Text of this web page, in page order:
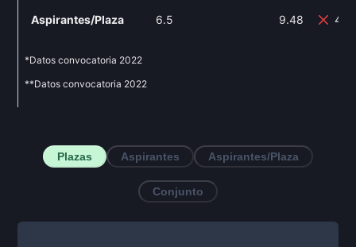
Aspirantes/Plaza 6.5 9.48
*Datos convocatoria 2022
**Datos convocatoria 2022
Plazas Aspirantes Aspirantes/Plaza
Conjunto